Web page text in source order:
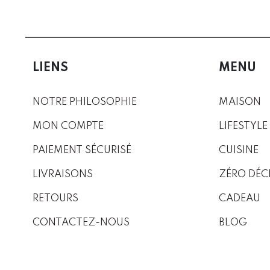
LIENS
NOTRE PHILOSOPHIE
MON COMPTE
PAIEMENT SÉCURISÉ
LIVRAISONS
RETOURS
CONTACTEZ-NOUS
MENU
MAISON
LIFESTYLE
CUISINE
ZÉRO
CADEAU
BLOG